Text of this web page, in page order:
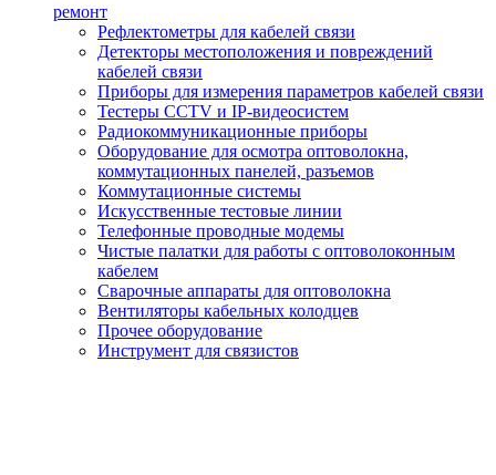
ремонт
Рефлектометры для кабелей связи
Детекторы местоположения и повреждений
кабелей связи
Приборы для измерения параметров кабелей связи
Тестеры CCTV и IP-видеосистем
Радиокоммуникационные приборы
Оборудование для осмотра оптоволокна,
коммутационных панелей, разъемов
Коммутационные системы
Искусственные тестовые линии
Телефонные проводные модемы
Чистые палатки для работы с оптоволоконным
кабелем
Сварочные аппараты для оптоволокна
Вентиляторы кабельных колодцев
Прочее оборудование
Инструмент для связистов